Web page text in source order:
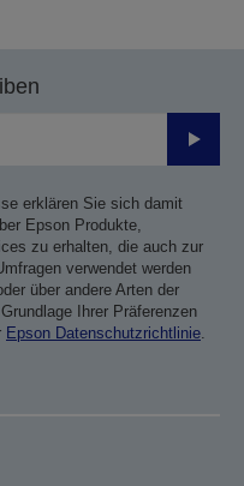
erklären Sie sich damit
Epson Produkte,
zu erhalten, die auch zur
verwendet werden
über andere Arten der
Ihrer Präferenzen
Epson Datenschutzrichtlinie.